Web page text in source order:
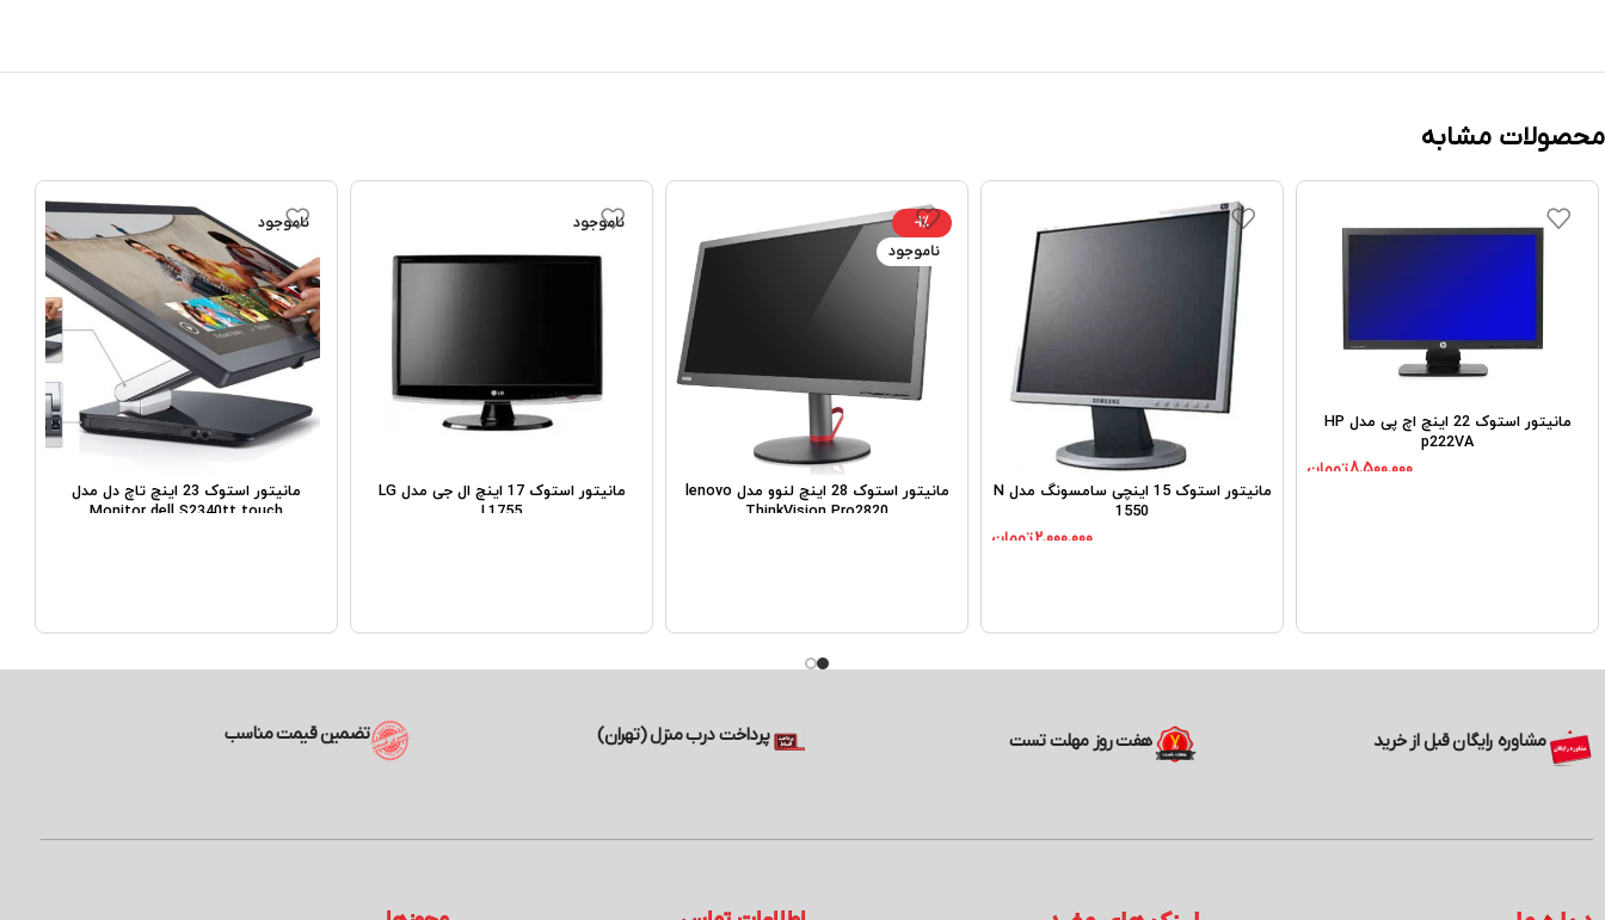
محصولات مشابه
مانیتور استوک 22 اینچ اچ پی مدل HP
p222VA
8,500,000تومان
مانیتور استوک 15 اینچی سامسونگ مدل N
1550
2,000,000تومان
-1%
ناموجود
مانیتور استوک 28 اینچ لنوو مدل lenovo
ThinkVision Pro2820
ناموجود
مانیتور استوک 17 اینچ ال جی مدل LG
L1755
ناموجود
مانیتور استوک 23 اینچ تاچ دل مدل
Monitor dell S2340tt touch
مشاوره رایگان قبل از خرید هفت روز مهلت تست پرداخت درب منزل (تهران) تضمین قیمت مناسب